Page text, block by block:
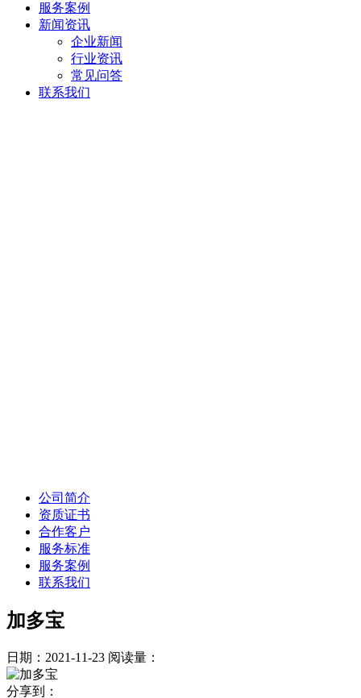
服务案例
新闻资讯
企业新闻
行业资讯
常见问答
联系我们
公司简介
资质证书
合作客户
服务标准
服务案例
联系我们
加多宝
日期：2021-11-23 阅读量：
分享到：